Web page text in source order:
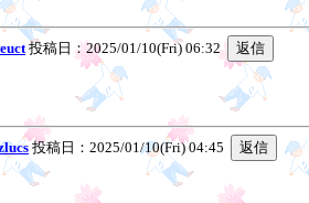
投稿日：2025/01/10(Fri) 06:32
投稿日：2025/01/10(Fri) 04:45